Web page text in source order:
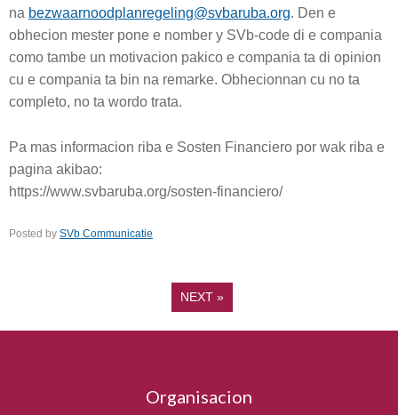
na bezwaarnoodplanregeling@svbaruba.org. Den e
obhecion mester pone e nomber y SVb-code di e compania
como tambe un motivacion pakico e compania ta di opinion
cu e compania ta bin na remarke. Obhecionnan cu no ta
completo, no ta wordo trata.
Pa mas informacion riba e Sosten Financiero por wak riba e
pagina akibao:
https://www.svbaruba.org/sosten-financiero/
Posted by SVb Communicatie
NEXT »
Organisacion